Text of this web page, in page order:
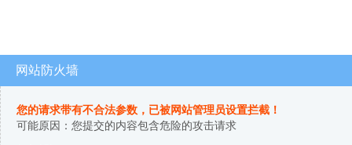
网站防火墙
您的请求带有不合法参数，已被网站管理员设置拦截！
可能原因：您提交的内容包含危险的攻击请求